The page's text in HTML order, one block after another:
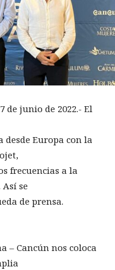
de junio de 2022.- El
Europa con la
frecuencias a la
se
de prensa.
– Cancún nos coloca